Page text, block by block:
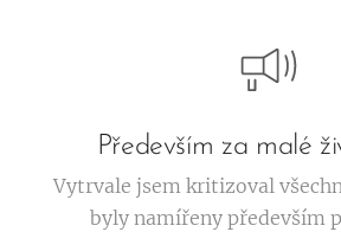
Především za malé
Vytrvale jsem kritizoval
byly namířeny především